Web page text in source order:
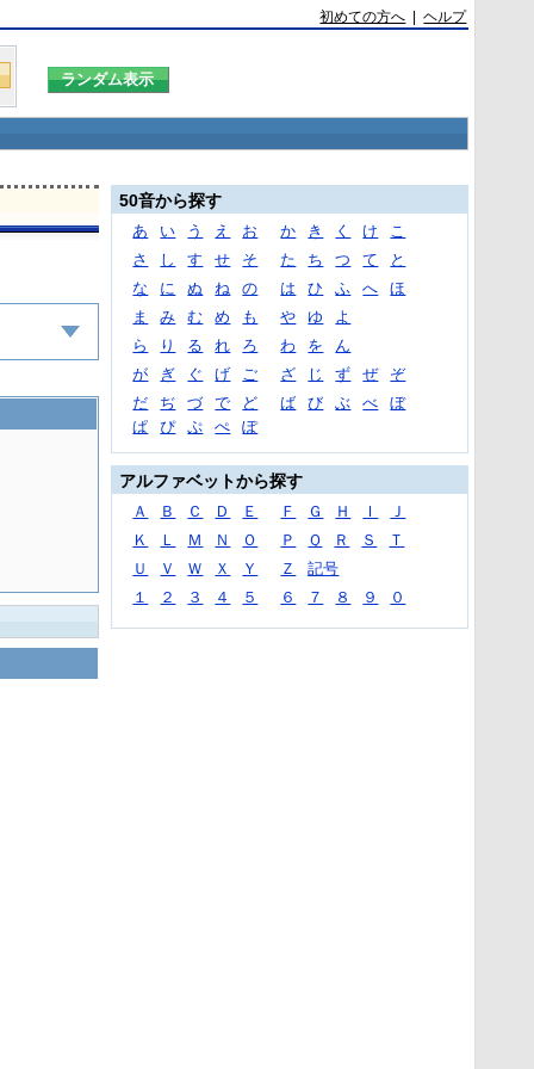
初めての方へ |ヘルプ
50音から探す
あ い う え お か き く け
こ
さ
し す せ そ た ち つ て
と
な
に ぬ ね の は ひ ふ へ
ほ
ま
み む め も や ゆ
よ
ら
り る れ ろ わ を
ん
が
ぎ ぐ げ ご ざ じ ず ぜ
ぞ
だ
ぢ づ で ど ば び ぶ べ
ぼ
ぱ
ぴ ぷ ぺ ぽ
アルファベットから探す
Ａ Ｂ Ｃ Ｄ Ｅ Ｆ Ｇ Ｈ Ｉ
Ｊ
Ｋ
Ｌ Ｍ Ｎ Ｏ Ｐ Ｑ Ｒ Ｓ
Ｔ
Ｕ
Ｖ Ｗ Ｘ Ｙ Ｚ
記号
１
２ ３ ４ ５ ６ ７ ８ ９ ０